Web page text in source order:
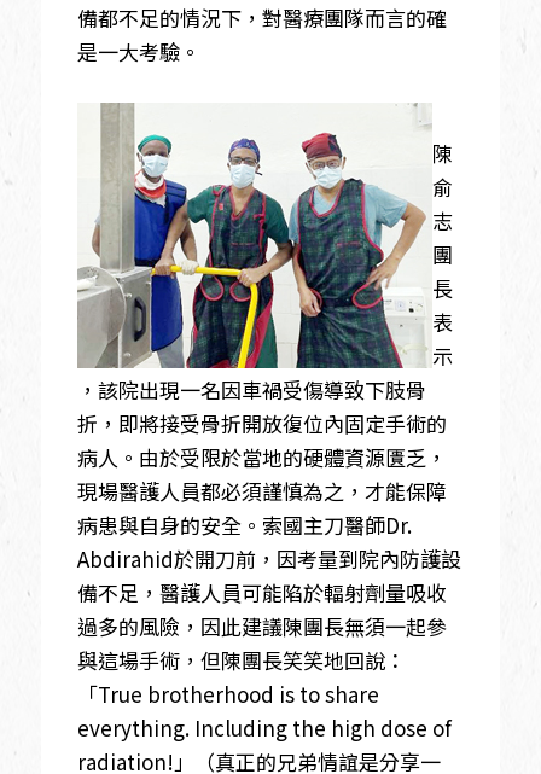
備都不足的情況下，對醫療團隊而言的確
是一大考驗。
陳
俞
志
團
長
表
示
，該院出現一名因車禍受傷導致下肢骨
折，即將接受骨折開放復位內固定手術的
病人。由於受限於當地的硬體資源匱乏，
現場醫護人員都必須謹慎為之，才能保障
病患與自身的安全。索國主刀醫師Dr.
Abdirahid於開刀前，因考量到院內防護設
備不足，醫護人員可能陷於輻射劑量吸收
過多的風險，因此建議陳團長無須一起參
與這場手術，但陳團長笑笑地回說：
「True brotherhood is to share
everything. Including the high dose of
radiation!」（真正的兄弟情誼是分享一